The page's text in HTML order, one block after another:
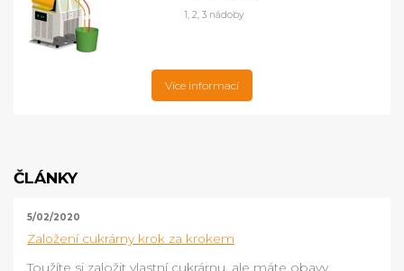
1, 2, 3 nádoby
Více informací
ČLÁNKY
5/02/2020
Založení cukrárny krok za krokem
Toužíte si založit vlastní cukrárnu, ale máte obavy